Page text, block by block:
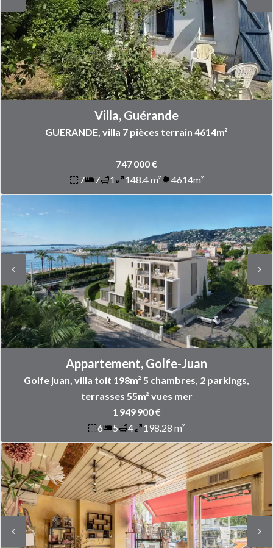
Villa, Guérande
GUERANDE, villa 7 pièces terrain 4614m²
747 000 €
7
7 1 148.4 m² 4614m²
Appartement, Golfe-Juan
Golfe juan, villa toit 198m² 5 chambres, 2 parkings,
terrasses 55m² vues mer
1 949 900 €
6
5 4 198.28 m²